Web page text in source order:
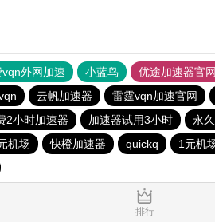
外网加速 小蓝鸟 优途加速器官网
云帆加速器 雷霆vqn加速官网
2小时加速器 加速器试用3小时 永
机场 快橙加速器 quickq 1元机
排行